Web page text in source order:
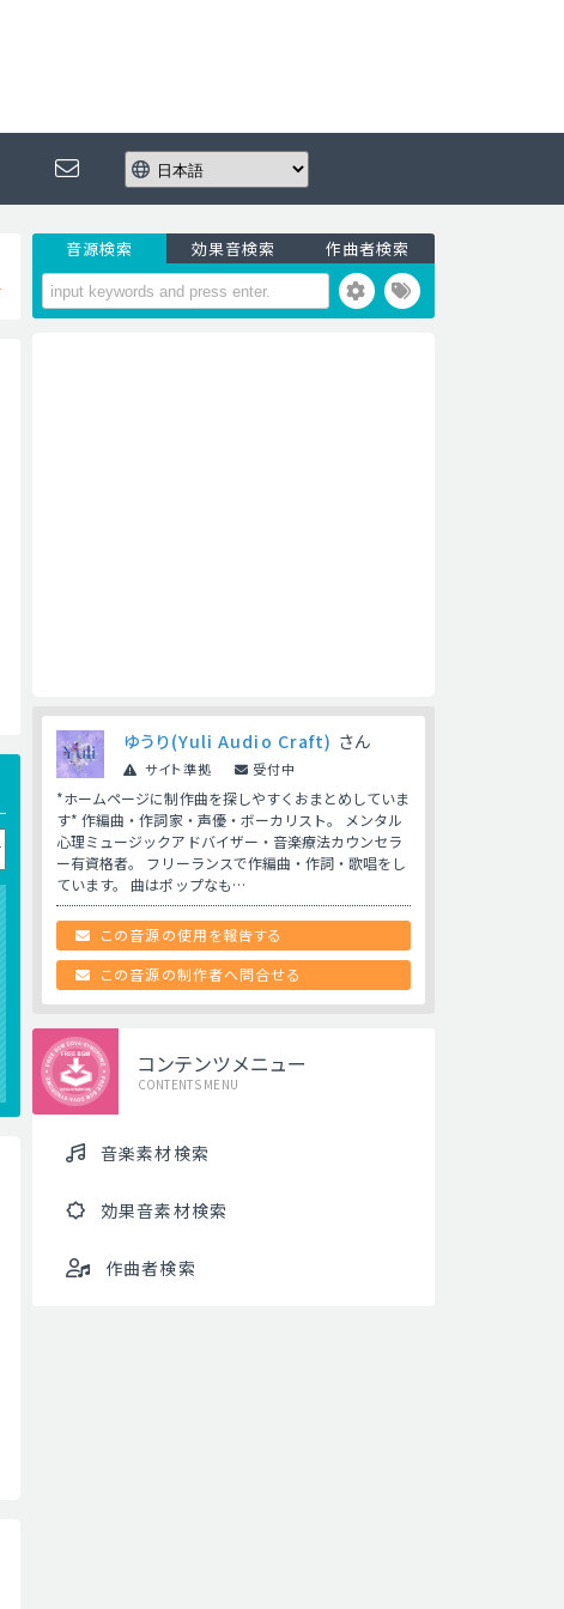
音源検索 効果音検索 作曲者検索
ゆうり(Yuli Audio Craft) さん
サイト準拠 受付中
*ホームページに制作曲を探しやすくおまとめしていま
す* 作編曲・作詞家・声優・ボーカリスト。 メンタル
心理ミュージックアドバイザー・音楽療法カウンセラ
ー有資格者。 フリーランスで作編曲・作詞・歌唱をし
ています。 曲はポップなも…
この音源の使用を報告する
この音源の制作者へ問合せる
コンテンツメニュー
CONTENTS MENU
音楽素材検索
効果音素材検索
作曲者検索